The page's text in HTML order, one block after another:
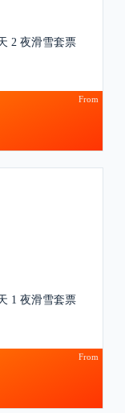
2 夜滑雪套票
From
1 夜滑雪套票
From